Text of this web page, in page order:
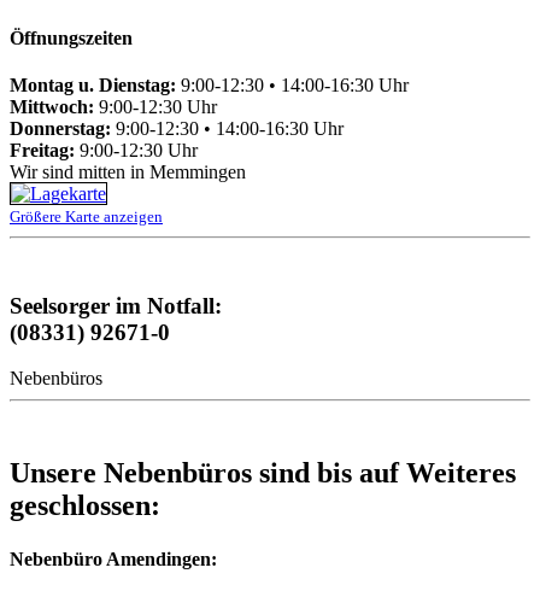
Öffnungszeiten
Montag u. Dienstag: 9:00-12:30 • 14:00-16:30 Uhr
Mittwoch: 9:00-12:30 Uhr
Donnerstag: 9:00-12:30 • 14:00-16:30 Uhr
Freitag: 9:00-12:30 Uhr
Wir sind mitten in Memmingen
Größere Karte anzeigen
Seelsorger im Notfall:
(08331) 92671-0
Nebenbüros
Unsere Nebenbüros sind bis auf Weiteres
geschlossen:
Nebenbüro Amendingen: